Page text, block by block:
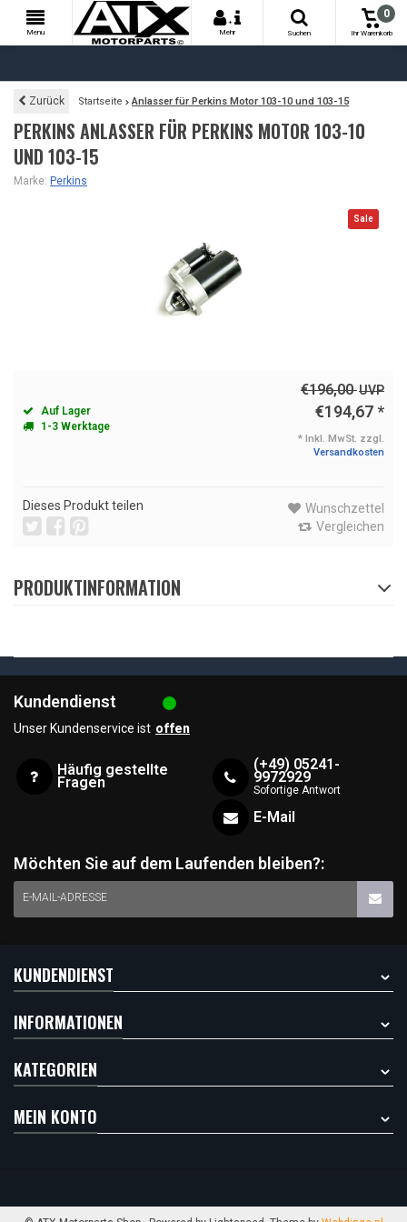
Menu
+
Mehr
Suchen
0
Ihr Warenkorb
Zurück Startseite Anlasser für Perkins Motor 103-10 und 103-15
PERKINS ANLASSER FÜR PERKINS MOTOR 103-10
UND 103-15
Marke: Perkins
Sale
Auf Lager
1-3 Werktage
€196,00UVP
€194,67*
* Inkl. MwSt. zzgl.
Versandkosten
Dieses Produkt teilen
Wunschzettel
Vergleichen
PRODUKTINFORMATION
Kundendienst
Unser Kundenservice ist offen
Häufig gestellte
Fragen
(+49) 05241-
9972929
Sofortige Antwort
E-Mail
Möchten Sie auf dem Laufenden bleiben?:
E-MAIL-ADRESSE
KUNDENDIENST
INFORMATIONEN
KATEGORIEN
MEIN KONTO